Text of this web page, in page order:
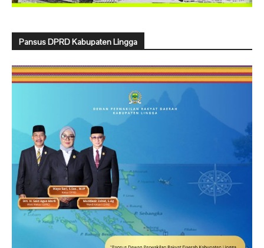
Pansus DPRD Kabupaten Lingga